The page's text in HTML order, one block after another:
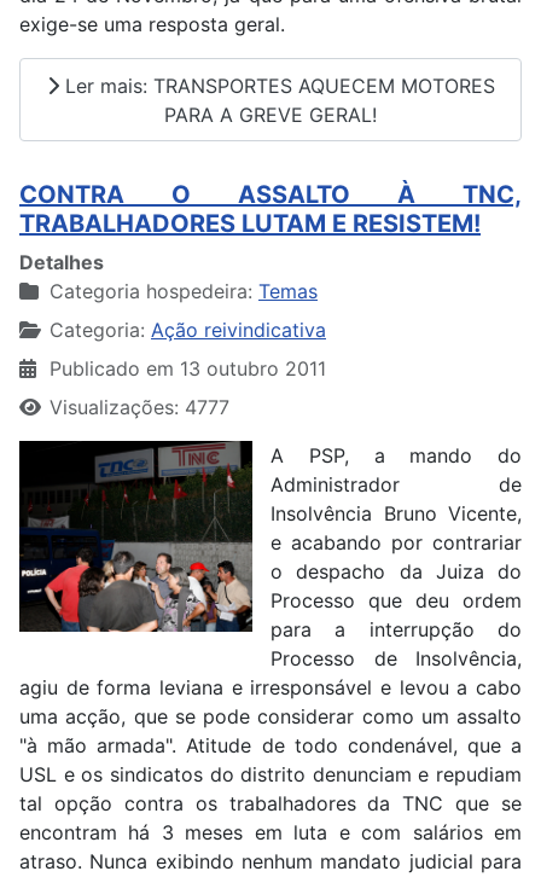
exige-se uma resposta geral.
Ler mais: TRANSPORTES AQUECEM MOTORES
PARA A GREVE GERAL!
CONTRA O ASSALTO À TNC,
TRABALHADORES LUTAM E RESISTEM!
Detalhes
Categoria hospedeira: Temas
Categoria: Ação reivindicativa
Publicado em 13 outubro 2011
Visualizações: 4777
A PSP, a mando do
Administrador de
Insolvência Bruno Vicente,
e acabando por contrariar
o despacho da Juiza do
Processo que deu ordem
para a interrupção do
Processo de Insolvência,
agiu de forma leviana e irresponsável e levou a cabo
uma acção, que se pode considerar como um assalto
"à mão armada". Atitude de todo condenável, que a
USL e os sindicatos do distrito denunciam e repudiam
tal opção contra os trabalhadores da TNC que se
encontram há 3 meses em luta e com salários em
atraso. Nunca exibindo nenhum mandato judicial para